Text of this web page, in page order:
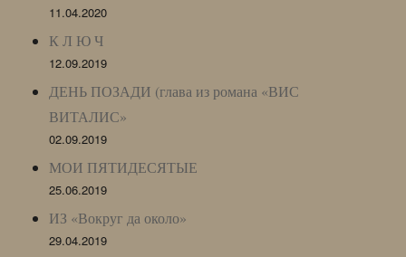
11.04.2020
К Л Ю Ч
12.09.2019
ДЕНЬ ПОЗАДИ (глава из романа «ВИС
ВИТАЛИС»
02.09.2019
МОИ ПЯТИДЕСЯТЫЕ
25.06.2019
ИЗ «Вокруг да около»
29.04.2019